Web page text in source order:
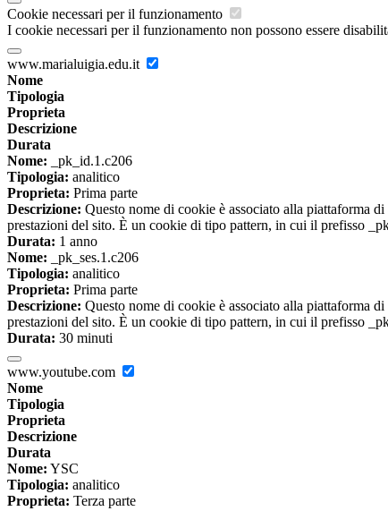
Cookie necessari per il funzionamento
I cookie necessari per il funzionamento non possono essere
www.marialuigia.edu.it
Nome
Tipologia
Proprieta
Descrizione
Durata
Nome: _pk_id.1.c206
Tipologia: analitico
Proprieta: Prima parte
Descrizione: Questo nome di cookie è associato alla piattaforma
prestazioni del sito. È un cookie di tipo pattern, in cui il prefisso
Durata: 1 anno
Nome: _pk_ses.1.c206
Tipologia: analitico
Proprieta: Prima parte
Descrizione: Questo nome di cookie è associato alla piattaforma
prestazioni del sito. È un cookie di tipo pattern, in cui il prefisso
Durata: 30 minuti
www.youtube.com
Nome
Tipologia
Proprieta
Descrizione
Durata
Nome: YSC
Tipologia: analitico
Proprieta: Terza parte